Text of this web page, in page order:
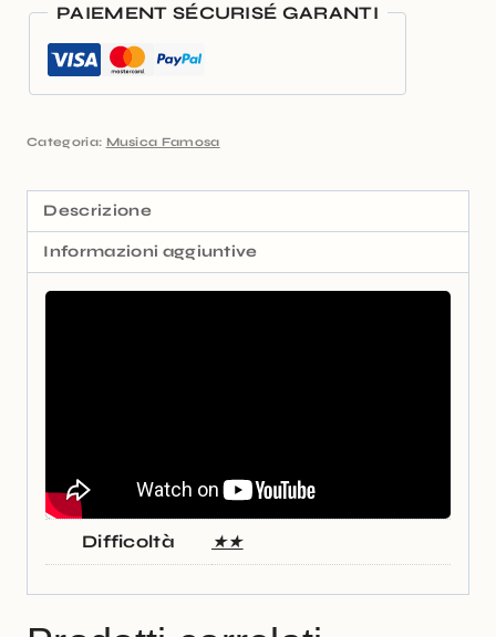
PAIEMENT SÉCURISÉ GARANTI
Categoria: Musica Famosa
Descrizione
Informazioni aggiuntive
Difficoltà ★★